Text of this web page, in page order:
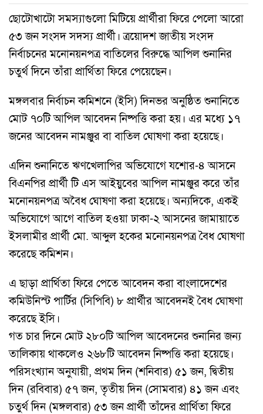
ছোটোখাটো সমস্যাগুলো মিটিয়ে প্রার্থীরা ফিরে পেলো আরো
৫৩ জন সংসদ সদস্য প্রার্থী। ত্রয়োদশ জাতীয় সংসদ
নির্বাচনের মনোনয়নপত্র বাতিলের বিরুদ্ধে আপিল শুনানির
চতুর্থ দিনে তাঁরা প্রার্থিতা ফিরে পেয়েছেন।
মঙ্গলবার নির্বাচন কমিশনে (ইসি) দিনভর অনুষ্ঠিত শুনানিতে
মোট ৭০টি আপিল আবেদন নিষ্পত্তি করা হয়। এর মধ্যে ১৭
জনের আবেদন নামঞ্জুর বা বাতিল ঘোষণা করা হয়েছে।
এদিন শুনানিতে ঋণখেলাপির অভিযোগে যশোর-৪ আসনে
বিএনপির প্রার্থী টি এস আইয়ুবের আপিল নামঞ্জুর করে তাঁর
মনোনয়নপত্র অবৈধ ঘোষণা করা হয়েছে। অন্যদিকে, একই
অভিযোগে আগে বাতিল হওয়া ঢাকা-২ আসনের জামায়াতে
ইসলামীর প্রার্থী মো. আব্দুল হকের মনোনয়নপত্র বৈধ ঘোষণা
করেছে কমিশন।
এ ছাড়া প্রার্থিতা ফিরে পেতে আবেদন করা বাংলাদেশের
কমিউনিস্ট পার্টির (সিপিবি) ৮ প্রার্থীর আবেদনই বৈধ ঘোষণা
করেছে ইসি।
গত চার দিনে মোট ২৮০টি আপিল আবেদনের শুনানির জন্য
তালিকায় থাকলেও ২৬৮টি আবেদন নিষ্পত্তি করা হয়েছে।
পরিসংখ্যান অনুযায়ী, প্রথম দিন (শনিবার) ৫১ জন, দ্বিতীয়
দিন (রবিবার) ৫৭ জন, তৃতীয় দিন (সোমবার) ৪১ জন এবং
চতুর্থ দিন (মঙ্গলবার) ৫৩ জন প্রার্থী তাঁদের প্রার্থিতা ফিরে